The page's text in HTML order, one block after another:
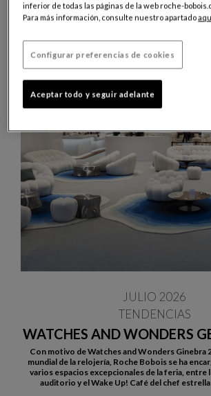
WATCHES AND WONDERS
JULIO 2026
TENDENCIAS
Con motivo de Watches and Wonders Ginebra
mundial de la relojería, Roche Bobois se ha
varios espacios excepcionales de la feria, entre
auditorio y el Wake Up! Café del chef estrella
inferior de todas las páginas de la web roche-
Para más información, consulte nuestro apartado
Configurar preferencias de cookies
Aceptar todo y seguir adelante